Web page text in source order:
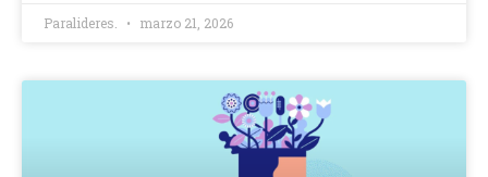
Paralideres. marzo 21, 2026